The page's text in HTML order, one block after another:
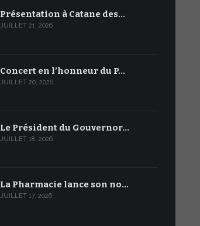
Présentation à Catane des…
JUILLET 21, 2026
Concert en l’honneur du P…
JUILLET 20, 2026
Le Président du Gouvernor…
JUILLET 18, 2026
La Pharmacie lance son no…
JUILLET 17, 2026